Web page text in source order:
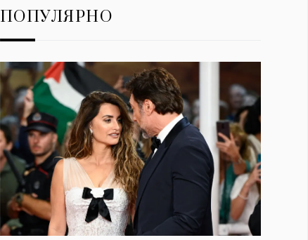
ПОПУЛЯРНО